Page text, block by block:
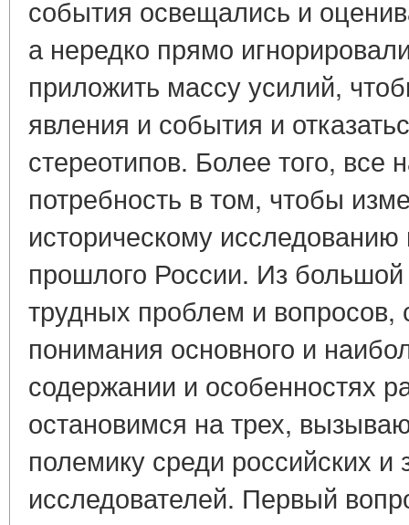
события освещались и
а нередко прямо
приложить массу усилий,
явления и события и
стереотипов. Более того, все
потребность в том, чтобы
историческому
прошлого России. Из
трудных проблем и
понимания основного и
содержании и особенностях
остановимся на трех,
полемику среди российских
исследователей. Первый